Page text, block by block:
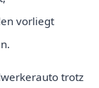
vorliegt
trotz